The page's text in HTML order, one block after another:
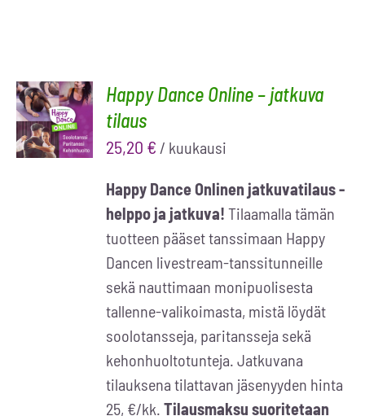
TILAA
NYT /
LISÄTIEDOT
Happy Dance Online – jatkuva
tilaus
25,20 € / kuukausi
Happy Dance Onlinen jatkuvatilaus -
helppo ja jatkuva! Tilaamalla tämän
tuotteen pääset tanssimaan Happy
Dancen livestream-tanssitunneille
sekä nauttimaan monipuolisesta
tallenne-valikoimasta, mistä löydät
soolotansseja, paritansseja sekä
kehonhuoltotunteja. Jatkuvana
tilauksena tilattavan jäsenyyden hinta
25, €/kk. Tilausmaksu suoritetaan